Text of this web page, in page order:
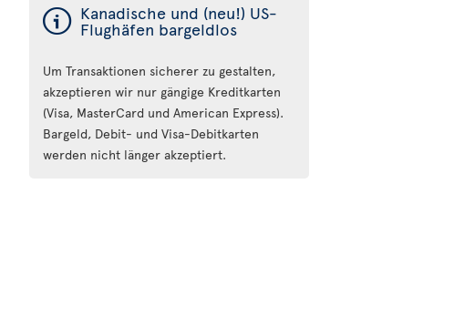
ý Kanadische und (neu!) US-
Flughäfen bargeldlos
Um Transaktionen sicherer zu gestalten,
akzeptieren wir nur gängige Kreditkarten
(Visa, MasterCard und American Express).
Bargeld, Debit- und Visa-Debitkarten
werden nicht länger akzeptiert.